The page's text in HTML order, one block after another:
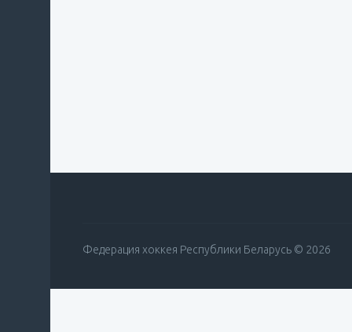
Федерация хоккея Республики Беларусь © 2026